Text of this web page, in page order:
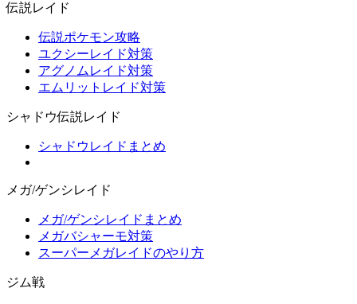
伝説レイド
伝説ポケモン攻略
ユクシーレイド対策
アグノムレイド対策
エムリットレイド対策
シャドウ伝説レイド
シャドウレイドまとめ
メガ/ゲンシレイド
メガ/ゲンシレイドまとめ
メガバシャーモ対策
スーパーメガレイドのやり方
ジム戦